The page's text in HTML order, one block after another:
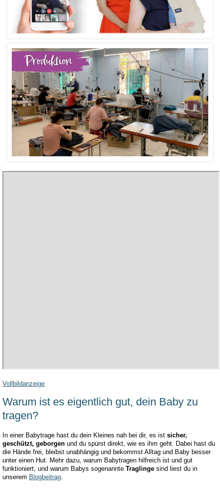
Vollbildanzeige
Warum ist es eigentlich gut, dein Baby zu
tragen?
In einer Babytrage hast du dein Kleines nah bei dir, es ist sicher,
geschützt, geborgen und du spürst direkt, wie es ihm geht. Dabei hast du
die Hände frei, bleibst unabhängig und bekommst Alltag und Baby besser
unter einen Hut. Mehr dazu, warum Babytragen hilfreich ist und gut
funktioniert, und warum Babys sogenannte Traglinge sind liest du in
unserem Blogbeitrag